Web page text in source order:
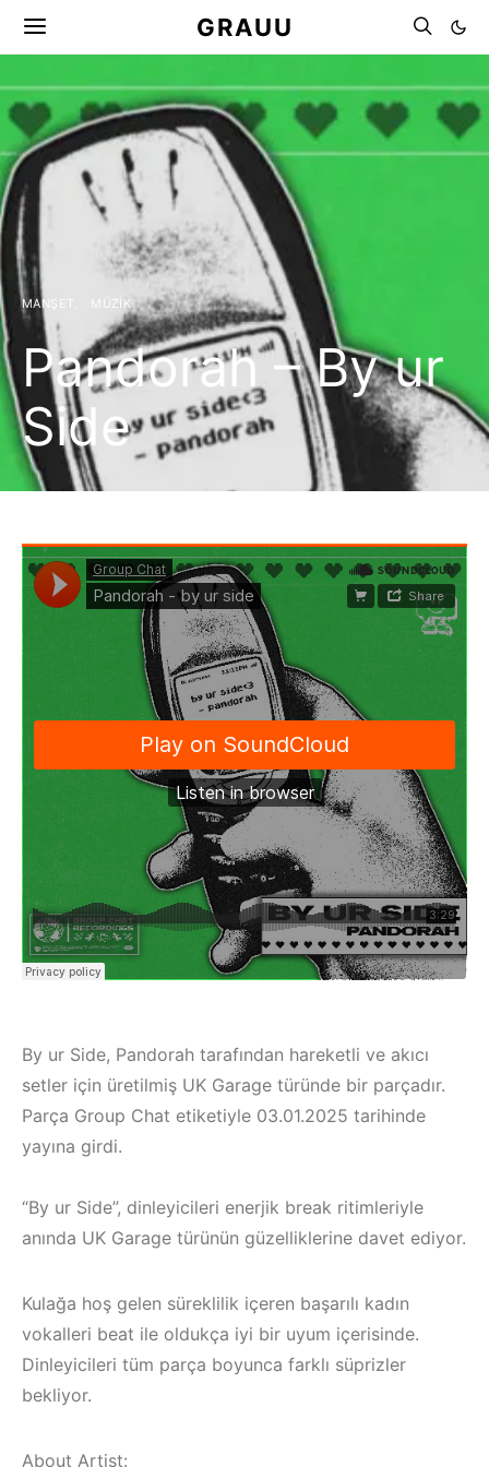
/
Müzik
Çeşme / Alaçatı
GRAUU
MANŞET MÜZIK
Pandorah – By ur
Side
By ur Side, Pandorah tarafından hareketli ve akıcı
setler için üretilmiş UK Garage türünde bir parçadır.
Parça Group Chat etiketiyle 03.01.2025 tarihinde
yayına girdi.
“By ur Side”, dinleyicileri enerjik break ritimleriyle
anında UK Garage türünün güzelliklerine davet ediyor.
Kulağa hoş gelen süreklilik içeren başarılı kadın
vokalleri beat ile oldukça iyi bir uyum içerisinde.
Dinleyicileri tüm parça boyunca farklı süprizler
bekliyor.
About Artist: